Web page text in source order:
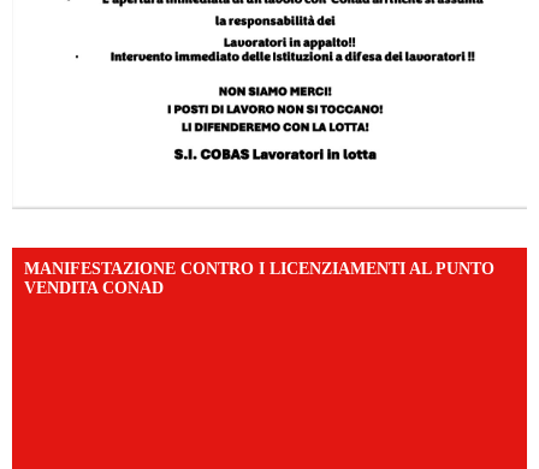
MANIFESTAZIONE CONTRO I LICENZIAMENTI AL PUNTO
VENDITA CONAD